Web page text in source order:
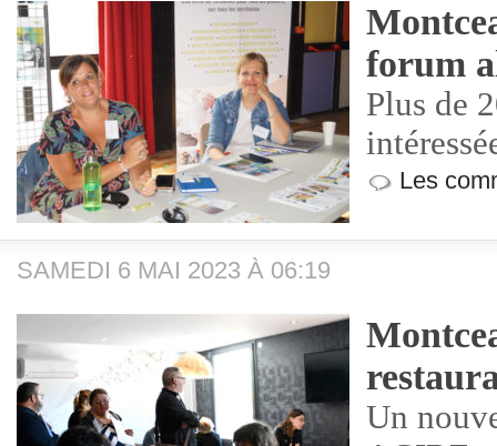
forum
Plus de
Les
SAMEDI 6 MAI 2023 À 06:19
Un